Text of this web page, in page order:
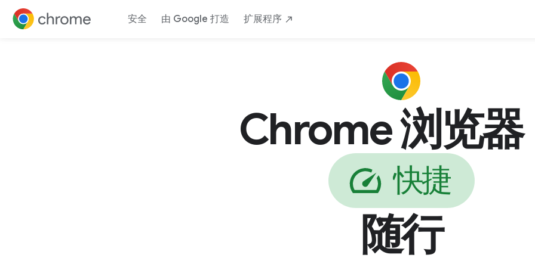
安全 由 Google 打造 扩展程序
快捷
Chrome 浏览器
安全
随行